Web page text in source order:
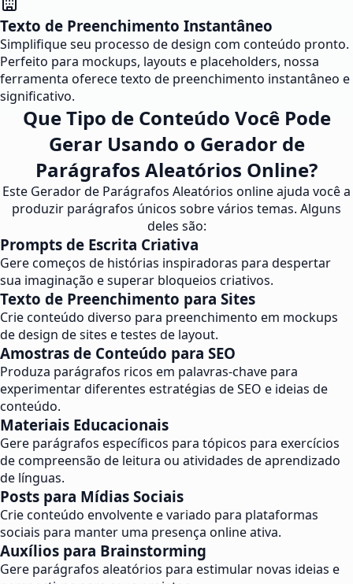
Texto de Preenchimento Instantâneo
Simplifique seu processo de design com conteúdo pronto.
Perfeito para mockups, layouts e placeholders, nossa
ferramenta oferece texto de preenchimento instantâneo e
significativo.
Que Tipo de Conteúdo Você Pode
Gerar Usando o Gerador de
Parágrafos Aleatórios Online?
Este Gerador de Parágrafos Aleatórios online ajuda você a
produzir parágrafos únicos sobre vários temas. Alguns
deles são:
Prompts de Escrita Criativa
Gere começos de histórias inspiradoras para despertar
sua imaginação e superar bloqueios criativos.
Texto de Preenchimento para Sites
Crie conteúdo diverso para preenchimento em mockups
de design de sites e testes de layout.
Amostras de Conteúdo para SEO
Produza parágrafos ricos em palavras-chave para
experimentar diferentes estratégias de SEO e ideias de
conteúdo.
Materiais Educacionais
Gere parágrafos específicos para tópicos para exercícios
de compreensão de leitura ou atividades de aprendizado
de línguas.
Posts para Mídias Sociais
Crie conteúdo envolvente e variado para plataformas
sociais para manter uma presença online ativa.
Auxílios para Brainstorming
Gere parágrafos aleatórios para estimular novas ideias e